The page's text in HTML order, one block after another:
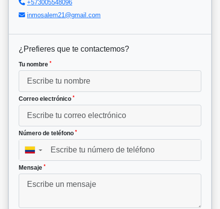
+573005548096
inmosalem21@gmail.com
¿Prefieres que te contactemos?
Tu nombre *
Correo electrónico *
Número de teléfono *
▼
Mensaje *